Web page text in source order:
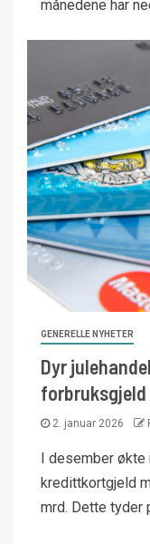
månedene har
GENERELLE NYHETER
Dyr
forbruksgjeld
2. januar 2026
I desember
kredittkortgjeld
mrd. Dette tyder